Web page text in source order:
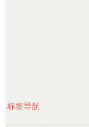
标签导航